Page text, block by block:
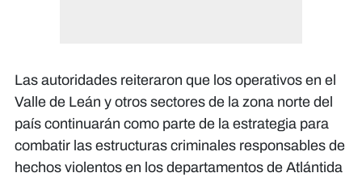
Las autoridades reiteraron que los operativos en el
Valle de Leán y otros sectores de la zona norte del
país continuarán como parte de la estrategia para
combatir las estructuras criminales responsables de
hechos violentos en los departamentos de Atlántida